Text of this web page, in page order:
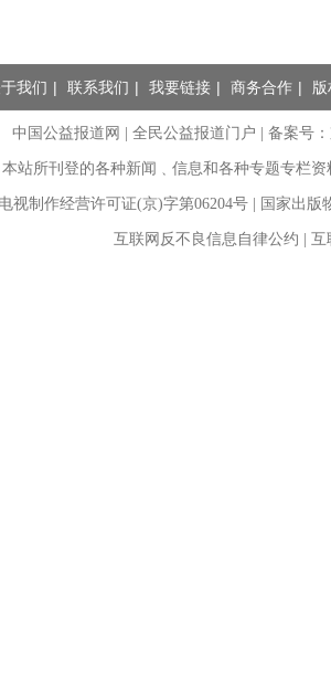
我们 | 联系我们 | 我要链接 | 商务合作 |
中国公益报道网 | 全民公益报道门户 |备案号
本站所刊登的各种新闻﹑信息和各种专题专栏
视制作经营许可证(京)字第06204号 | 国家出
互联网反不良信息自律公约 |